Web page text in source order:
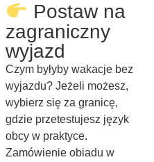
Postaw na
zagraniczny
wyjazd
Czym byłyby wakacje bez
wyjazdu? Jeżeli możesz,
wybierz się za granicę,
gdzie przetestujesz język
obcy w praktyce.
Zamówienie obiadu w